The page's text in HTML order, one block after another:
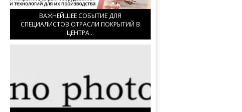
ВАЖНЕЙШЕЕ СОБЫТИЕ ДЛЯ
СПЕЦИАЛИСТОВ ОТРАСЛИ ПОКРЫТИЙ В
ЦЕНТРА...